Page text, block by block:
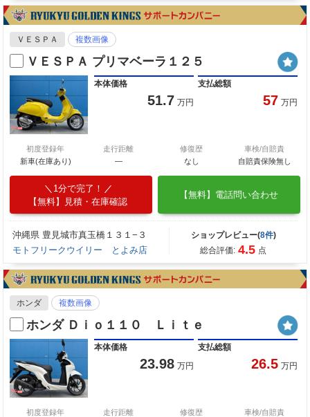
ＶＥＳＰＡ 複数画像
ＶＥＳＰＡ プリマベーラ１２５
本体価格
51.7 万円
支払総額
57 万円
初度登録年
新車(在庫あり)
走行距離
―
修復歴
なし
車検/自賠責
自賠責保険無し
1分で完了！
【無料】見積・在庫確認
【無料】電話問い合わせ
沖縄県 豊見城市真玉橋１３１−３
モトフリークウイリー とよみ店
ショップレビュー(8件)
総合評価: 4.5 点
ホンダ 複数画像
ホンダ Ｄｉｏ１１０ Ｌｉｔｅ
本体価格
23.98 万円
支払総額
26.5 万円
初度登録年
走行距離
修復歴
車検/自賠責